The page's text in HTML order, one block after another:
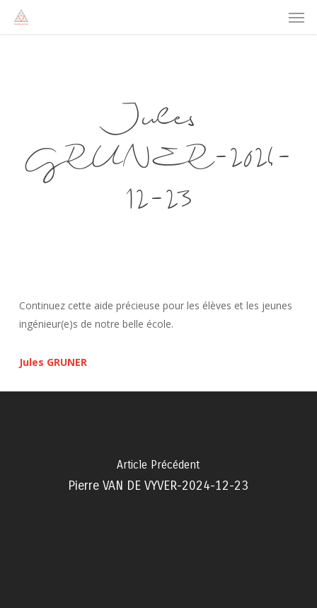
Jules
GRUNER-2024-
12-23
Continuez cette aide précieuse pour les élèves et les jeunes
ingénieur(e)s de notre belle école.
Jules GRUNER
Article Précédent
Pierre VAN DE VYVER-2024-12-23